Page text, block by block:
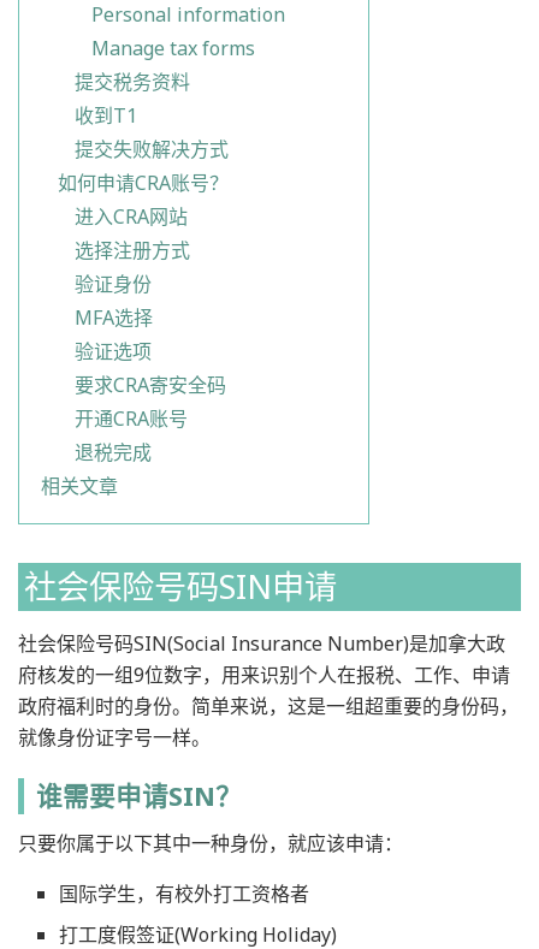
Personal information
Manage tax forms
提交税务资料
收到T1
提交失败解决方式
如何申请CRA账号？
进入CRA网站
选择注册方式
验证身份
MFA选择
验证选项
要求CRA寄安全码
开通CRA账号
退税完成
相关文章
社会保险号码SIN申请
社会保险号码SIN(Social Insurance Number)是加拿大政
府核发的一组9位数字，用来识别个人在报税、工作、申请
政府福利时的身份。简单来说，这是一组超重要的身份码，
就像身份证字号一样。
谁需要申请SIN？
只要你属于以下其中一种身份，就应该申请：
国际学生，有校外打工资格者
打工度假签证(Working Holiday)